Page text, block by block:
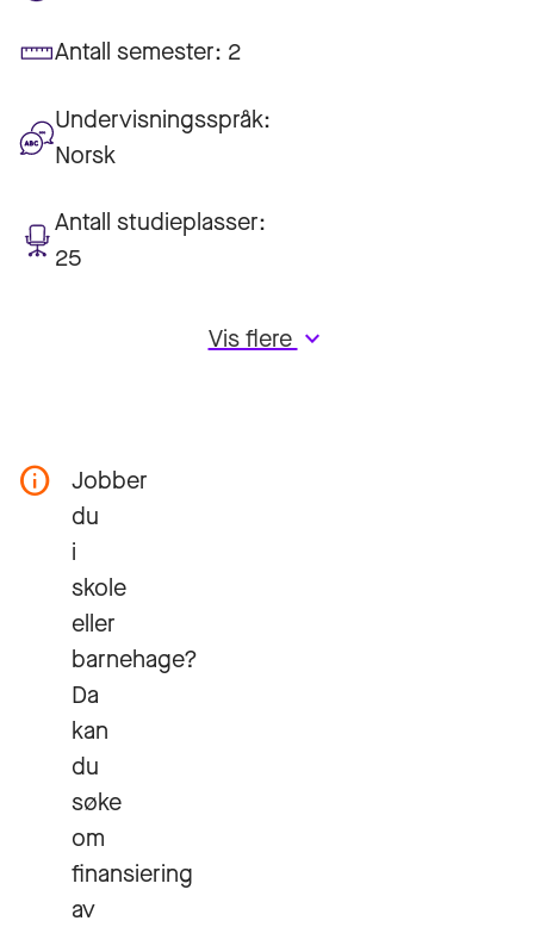
Antall semester: 2
Undervisningsspråk:
Norsk
Antall studieplasser:
25
Vis flerekeyboard_arrow_down
Jobber
du
i
skole
eller
barnehage?
Da
kan
du
søke
om
finansiering
av